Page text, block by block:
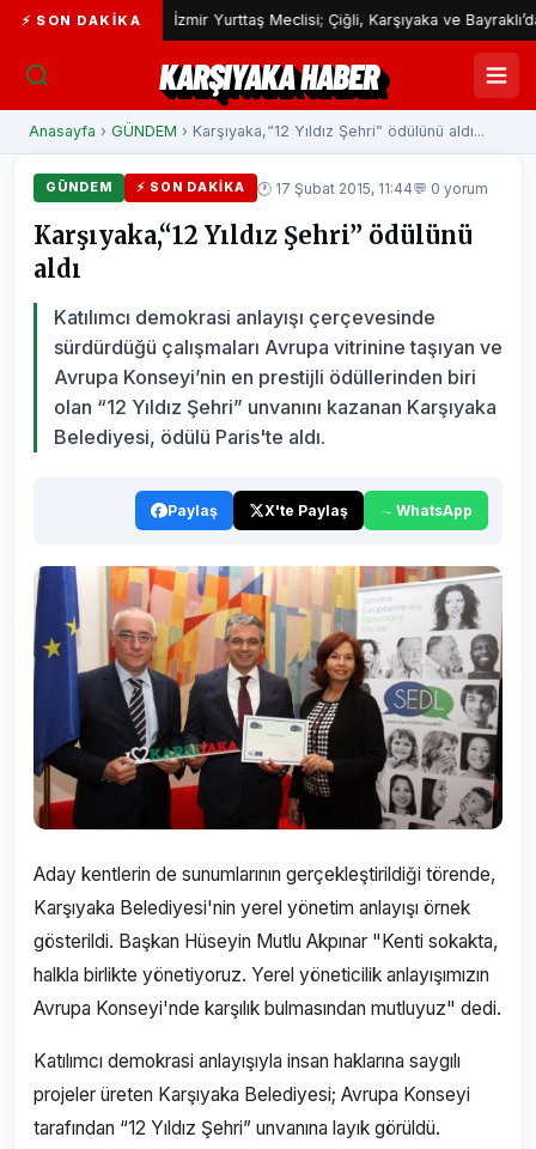
⚡ SON DAKIKAİzmir Yurttaş Meclisi; Çiğli, Karşıyaka ve Bayraklı’da devam
KARŞIYAKA HABER
Anasayfa › GÜNDEM › Karşıyaka,“12 Yıldız Şehri” ödülünü aldı...
GÜNDEM ⚡ SON DAKIKA 🕐 17 Şubat 2015, 11:44💬 0 yorum
Karşıyaka,“12 Yıldız Şehri” ödülünü
aldı
Katılımcı demokrasi anlayışı çerçevesinde
sürdürdüğü çalışmaları Avrupa vitrinine taşıyan ve
Avrupa Konseyi’nin en prestijli ödüllerinden biri
olan “12 Yıldız Şehri” unvanını kazanan Karşıyaka
Belediyesi, ödülü Paris'te aldı.
Paylaş X'te Paylaş WhatsApp
Aday kentlerin de sunumlarının gerçekleştirildiği törende,
Karşıyaka Belediyesi'nin yerel yönetim anlayışı örnek
gösterildi. Başkan Hüseyin Mutlu Akpınar "Kenti sokakta,
halkla birlikte yönetiyoruz. Yerel yöneticilik anlayışımızın
Avrupa Konseyi'nde karşılık bulmasından mutluyuz" dedi.
Katılımcı demokrasi anlayışıyla insan haklarına saygılı
projeler üreten Karşıyaka Belediyesi; Avrupa Konseyi
tarafından “12 Yıldız Şehri” unvanına layık görüldü.